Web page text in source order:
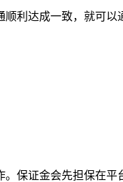
达成一致，就可以
证金会先担保在平